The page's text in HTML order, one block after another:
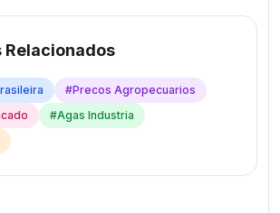
Relacionados
#Precos Agropecuarios
#Agas Industria